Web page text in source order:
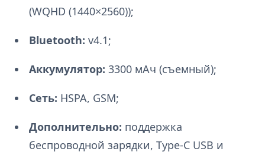
(WQHD (1440×2560));
Bluetooth: v4.1;
Аккумулятор: 3300 мАч (съемный);
Сеть: HSPA, GSM;
Дополнительно: поддержка
беспроводной зарядки, Type-C USB и